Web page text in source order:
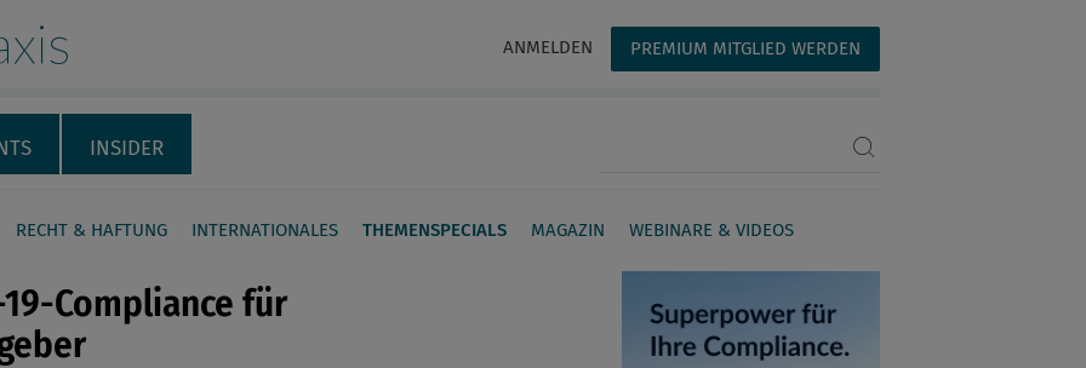
ANMELDEN PREMIUM MITGLIED WERDEN
INSIDER
RECHT & HAFTUNG INTERNATIONALES THEMENSPECIALS MAGAZIN WEBINARE & VIDEOS
19-Compliance für